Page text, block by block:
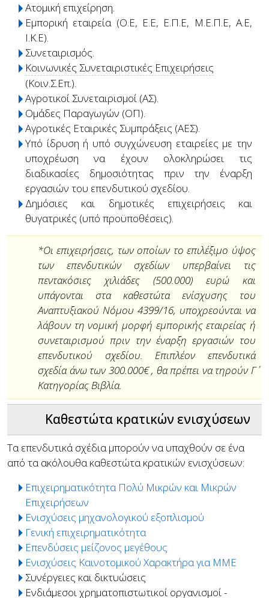
Ατομική επιχείρηση.
Εμπορική εταιρεία (Ο.Ε, Ε.Ε, Ε.Π.Ε, Μ.Ε.Π.Ε, Α.Ε,
Ι.Κ.Ε).
Συνεταιρισμός.
Κοινωνικές Συνεταιριστικές Επιχειρήσεις
(Κοιν.Σ.Επ.).
Αγροτικοί Συνεταιρισμοί (ΑΣ).
Ομάδες Παραγωγών (ΟΠ).
Αγροτικές Εταιρικές Συμπράξεις (ΑΕΣ).
Υπό ίδρυση ή υπό συγχώνευση εταιρείες με την
υποχρέωση να έχουν ολοκληρώσει τις
διαδικασίες δημοσιότητας πριν την έναρξη
εργασιών του επενδυτικού σχεδίου.
Δημόσιες και δημοτικές επιχειρήσεις και
θυγατρικές (υπό προϋποθέσεις).
*Οι επιχειρήσεις, των οποίων το επιλέξιμο ύψος
των επενδυτικών σχεδίων υπερβαίνει τις
πεντακόσιες χιλιάδες (500.000) ευρώ και
υπάγονται στα καθεστώτα ενίσχυσης του
Αναπτυξιακού Νόμου 4399/16, υποχρεούνται να
λάβουν τη νομική μορφή εμπορικής εταιρείας ή
συνεταιρισμού πριν την έναρξη εργασιών του
επενδυτικού σχεδίου. Επιπλέον επενδυτικά
σχεδία άνω των 300.000€ , θα πρέπει να τηρούν Γ΄
Κατηγορίας Βιβλία.
Καθεστώτα κρατικών ενισχύσεων
Τα επενδυτικά σχέδια μπορούν να υπαχθούν σε ένα
από τα ακόλουθα καθεστώτα κρατικών ενισχύσεων:
Επιχειρηματικότητα Πολύ Μικρών και Μικρών
Επιχειρήσεων
Ενισχύσεις μηχανολογικού εξοπλισμού
Γενική επιχειρηματικότητα
Επενδύσεις μείζονος μεγέθους
Ενισχύσεις Καινοτομικού Χαρακτήρα για ΜΜΕ
Συνέργειες και δικτυώσεις
Ενδιάμεσοι χρηματοπιστωτικοί οργανισμοί -